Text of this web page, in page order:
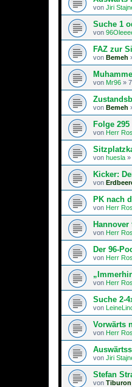
von Jiri
Suche 1
von
FAZ zur
von Bemeh
von Mr96 »
von Bemeh
Folge
von Herr
von huesla »
Kicker:
von
PK nach
von Herr
von Herr
Der 96-
von Herr
von Herr
Suche 2-
von
Vorwärts
von Herr
von Jiri
Stefan
von Tiburon